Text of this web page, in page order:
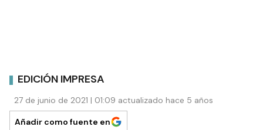
EDICIÓN IMPRESA
27 de junio de 2021 | 01:09 actualizado hace 5 años
Añadir como fuente en